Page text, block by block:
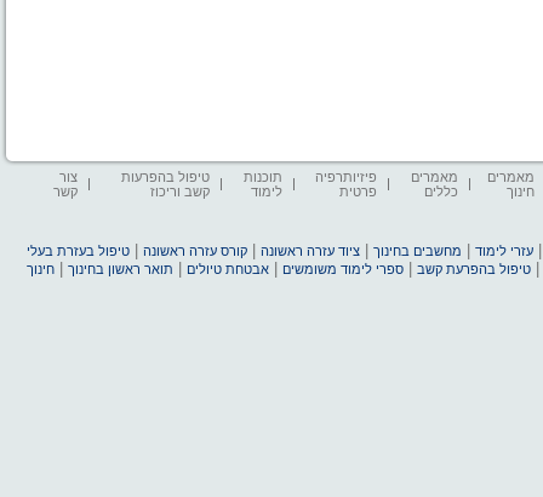
מאמרים
חינוך
מאמרים
כללים
פיזיותרפיה
פרטית
תוכנות
לימוד
טיפול בהפרעות
קשב וריכוז
צור
קשר
עזרי לימוד מחשבים בחינוך |ציוד עזרה ראשונה |קורס עזרה ראשונה |טיפול בעזרת בעלי
|טיפול בהפרעת קשב |ספרי לימוד משומשים |אבטחת טיולים תואר ראשון בחינוך |חינוך